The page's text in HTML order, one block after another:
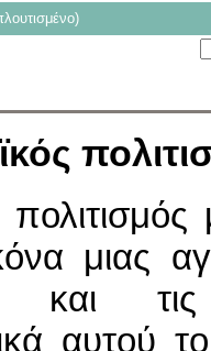
μιας
και
αυτού